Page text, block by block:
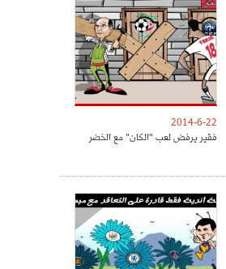
2014-6-22
فقير يرفض لعب "الكان" مع الخضر